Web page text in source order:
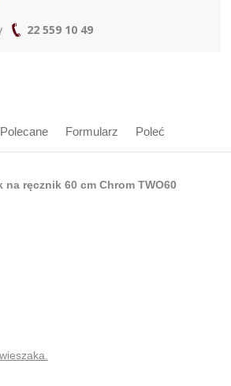
22 559 10 49
Polecane Formularz Poleć
na ręcznik 60 cm Chrom TWO60